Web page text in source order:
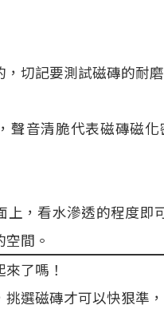
切記要測試磁磚的耐
聲音清脆代表磁磚磁
上，看水滲透的程度
間。
了嗎！
選磁磚才可以快狠準